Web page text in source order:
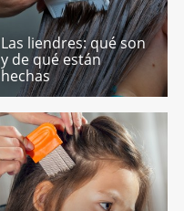
Las liendres: qué son
y de qué están
hechas